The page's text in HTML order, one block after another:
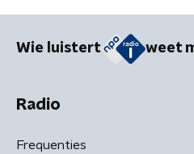
Wie luistert weet
Radio
Frequenties